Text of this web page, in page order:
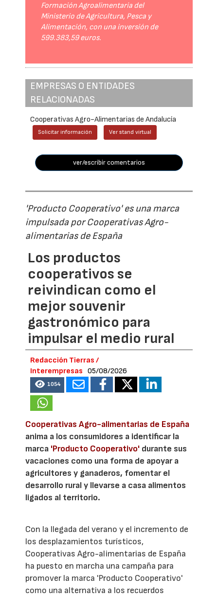
Formación Agroalimentaria del
Ministerio de Agricultura, Pesca y
Alimentación, con una inversión de
599.383,59 euros.
EMPRESAS O ENTIDADES
RELACIONADAS
Cooperativas Agro-Alimentarias de Andalucía
Solicitar información Ver stand virtual
ver/escribir comentarios
'Producto Cooperativo' es una marca
impulsada por Cooperativas Agro-
alimentarias de España
Los productos
cooperativos se
reivindican como el
mejor souvenir
gastronómico para
impulsar el medio rural
Redacción Tierras /
Interempresas
05/08/2026
1054
Cooperativas Agro-alimentarias de España
anima a los consumidores a identificar la
marca 'Producto Cooperativo' durante sus
vacaciones como una forma de apoyar a
agricultores y ganaderos, fomentar el
desarrollo rural y llevarse a casa alimentos
ligados al territorio.
Con la llegada del verano y el incremento de
los desplazamientos turísticos,
Cooperativas Agro-alimentarias de España
ha puesto en marcha una campaña para
promover la marca 'Producto Cooperativo'
como una alternativa a los recuerdos